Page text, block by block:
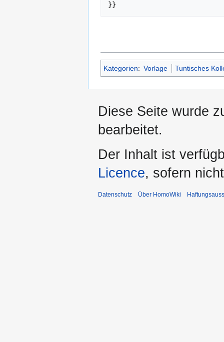
Kategorien: Vorlage Tuntisches
Diese Seite wurde
bearbeitet.
Der Inhalt ist
Licence, sofern
Datenschutz Über HomoWiki